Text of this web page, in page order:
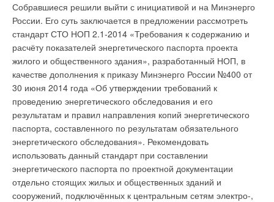
Собравшиеся решили выйти с инициативой и на Минэнерго
России. Его суть заключается в предложении рассмотреть
стандарт СТО НОП 2.1-2014 «Требования к содержанию и
расчёту показателей энергетического паспорта проекта
жилого и общественного здания», разработанный НОП, в
качестве дополнения к приказу Минэнерго России №400 от
30 июня 2014 года «Об утверждении требований к
проведению энергетического обследования и его
результатам и правил направления копий энергетического
паспорта, составленного по результатам обязательного
энергетического обследования». Рекомендовать
использовать данный стандарт при составлении
энергетического паспорта по проектной документации
отдельно стоящих жилых и общественных зданий и
сооружений, подключённых к центральным сетям электро-,